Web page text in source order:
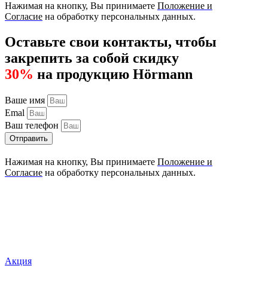
Нажимая на кнопку, Вы принимаете Положение и
Согласие на обработку персональных данных.
Оставьте свои контакты, чтобы
закрепить за собой скидку
30% на продукцию Hörmann
Ваше имя
Emal
Ваш телефон
Отправить
Нажимая на кнопку, Вы принимаете Положение и
Согласие на обработку персональных данных.
Акция